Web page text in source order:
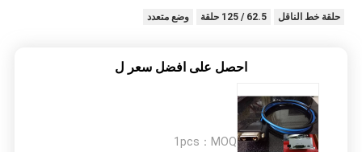
حلقة خط الناقل 62.5 / 125 حلقة وضع متعدد
احصل على افضل سعر ل
MOQ：
1pcs